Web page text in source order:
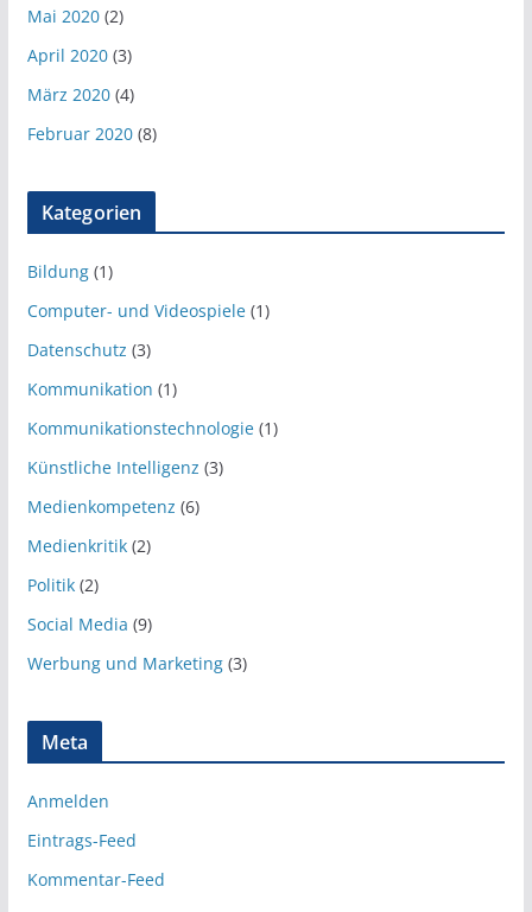
Mai 2020(2)
April 2020(3)
März 2020(4)
Februar 2020(8)
Kategorien
Bildung(1)
Computer- und Videospiele(1)
Datenschutz (3)
Kommunikation (1)
Kommunikationstechnologie(1)
Künstliche Intelligenz (3)
Medienkompetenz (6)
Medienkritik(2)
Politik(2)
Social Media (9)
Werbung und Marketing(3)
Meta
Anmelden
Eintrags-Feed
Kommentar-Feed